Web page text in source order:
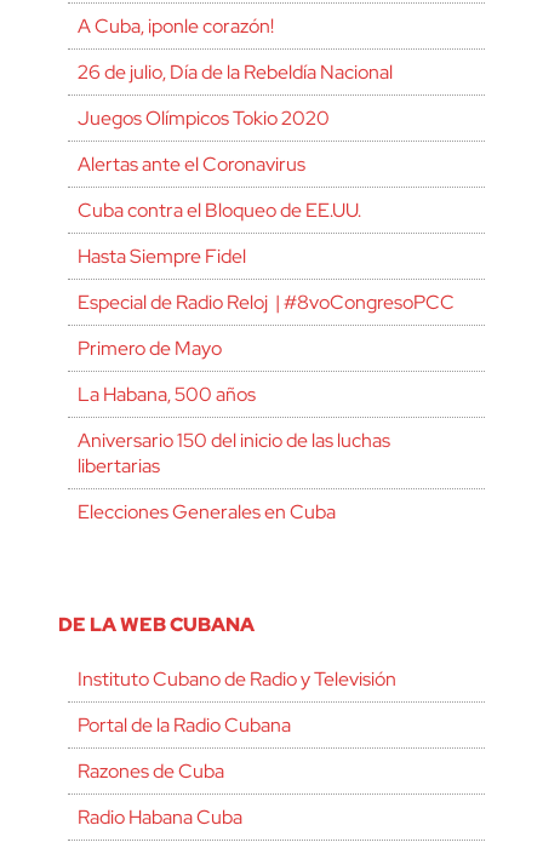
A Cuba, ¡ponle corazón!
26 de julio, Día de la Rebeldía Nacional
Juegos Olímpicos Tokio 2020
Alertas ante el Coronavirus
Cuba contra el Bloqueo de EE.UU.
Hasta Siempre Fidel
Especial de Radio Reloj | #8voCongresoPCC
Primero de Mayo
La Habana, 500 años
Aniversario 150 del inicio de las luchas
libertarias
Elecciones Generales en Cuba
DE LA WEB CUBANA
Instituto Cubano de Radio y Televisión
Portal de la Radio Cubana
Razones de Cuba
Radio Habana Cuba